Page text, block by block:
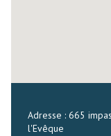
Adresse : 665
l'Evêque